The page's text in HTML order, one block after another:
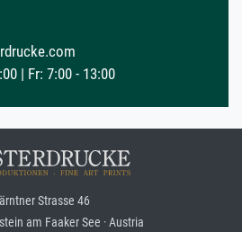
| Fr: 7:00 - 13:00
Strasse 46
am Faaker See · Austria